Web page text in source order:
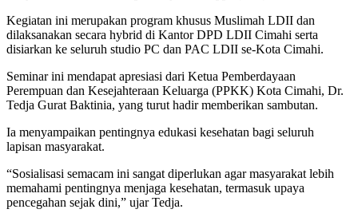
Kegiatan ini merupakan program khusus Muslimah LDII dan
dilaksanakan secara hybrid di Kantor DPD LDII Cimahi serta
disiarkan ke seluruh studio PC dan PAC LDII se-Kota Cimahi.
Seminar ini mendapat apresiasi dari Ketua Pemberdayaan
Perempuan dan Kesejahteraan Keluarga (PPKK) Kota Cimahi, Dr.
Tedja Gurat Baktinia, yang turut hadir memberikan sambutan.
Ia menyampaikan pentingnya edukasi kesehatan bagi seluruh
lapisan masyarakat.
“Sosialisasi semacam ini sangat diperlukan agar masyarakat lebih
memahami pentingnya menjaga kesehatan, termasuk upaya
pencegahan sejak dini,” ujar Tedja.